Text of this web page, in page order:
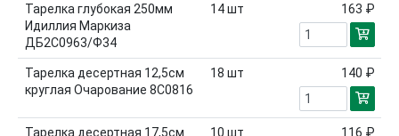
Тарелка глубокая 250мм
Идиллия Маркиза
ДБ2С0963/Ф34
14шт 163 ₽
Тарелка десертная 12,5см
круглая Очарование 8С0816
18 шт 140 ₽
Тарелка десертная 17,5см
10 шт 116 ₽